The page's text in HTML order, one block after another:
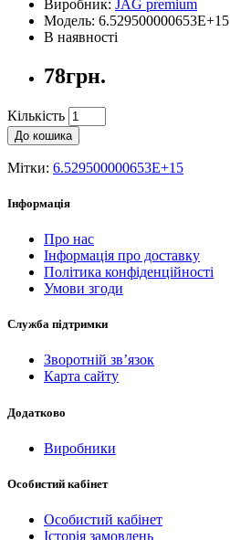
Виробник: JAG premium
Модель: 6.529500000653E+15
В наявності
78грн.
Кількість
До кошика
Мітки: 6.529500000653E+15
Інформація
Про нас
Інформація про доставку
Політика конфіденційності
Умови згоди
Служба підтримки
Зворотній зв’язок
Карта сайту
Додатково
Виробники
Особистий кабінет
Особистий кабінет
Історія замовлень